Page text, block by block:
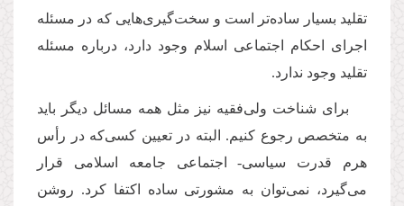
تقلید بسیار ساده‌تر است و سخت‌گیری‌هایی که در مسئله
اجرای احکام اجتماعی اسلام وجود دارد، درباره مسئله
تقلید وجود ندارد.
برای شناخت ولی‌فقیه نیز مثل همه مسائل دیگر باید
به متخصص رجوع کنیم. البته در تعیین کسی‌که در رأس
هرم قدرت سیاسی- اجتماعی جامعه اسلامی قرار
می‌گیرد،‌ نمی‌توان به مشورتی ساده اکتفا کرد. روشن